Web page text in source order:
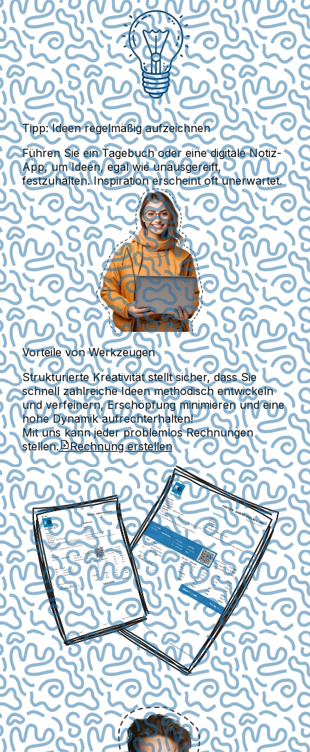
Tipp: Ideen regelmäßig aufzeichnen
Führen Sie ein Tagebuch oder eine digitale Notiz-
App, um Ideen, egal wie unausgereift,
festzuhalten. Inspiration erscheint oft unerwartet.
Vorteile von Werkzeugen
Strukturierte Kreativität stellt sicher, dass Sie
schnell zahlreiche Ideen methodisch entwickeln
und verfeinern, Erschöpfung minimieren und eine
hohe Dynamik aufrechterhalten!
Mit uns kann jeder problemlos Rechnungen
stellen.
Rechnung erstellen